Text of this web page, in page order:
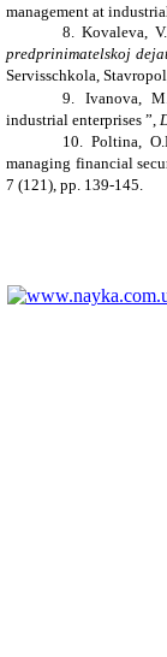
management at
8. Kovaleva,
predprinimatelskoj
Servisschkola,
9. Ivanova,
industrial enterprises ”,
10. Poltina,
managing financial
7 (121), pp. 139-145.